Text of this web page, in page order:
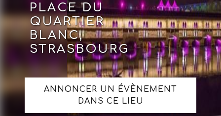
PLACE DU
QUARTIER
BLANC,
STRASBOURG
ANNONCER UN ÉVÈNEMENT
DANS CE LIEU